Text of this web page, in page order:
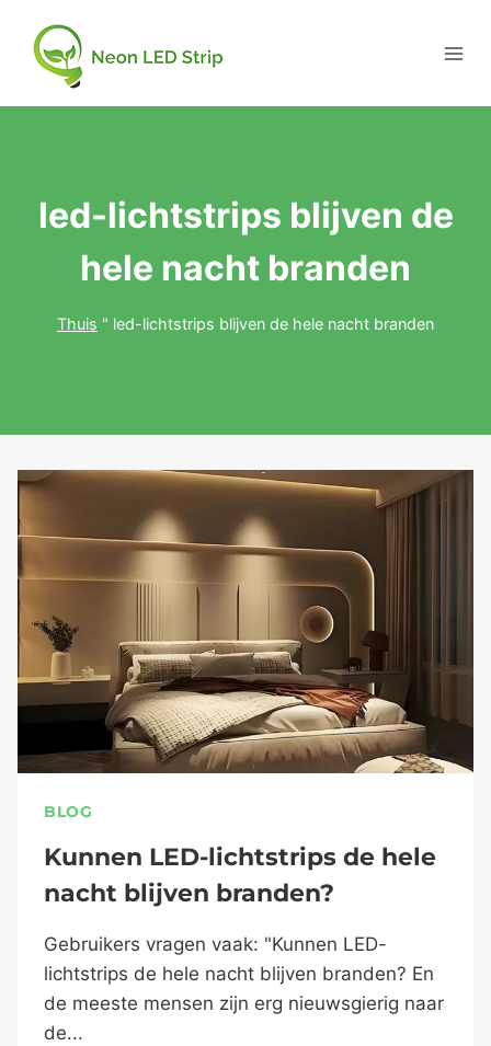
led-lichtstrips blijven de
hele nacht branden
Thuis " led-lichtstrips blijven de hele nacht branden
BLOG
Kunnen LED-lichtstrips de hele
nacht blijven branden?
Gebruikers vragen vaak: "Kunnen LED-
lichtstrips de hele nacht blijven branden? En
de meeste mensen zijn erg nieuwsgierig naar
de...